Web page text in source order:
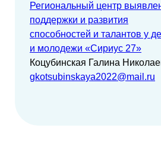
Региональный центр
поддержки и развития
способностей и талантов у
и молодежи «Сириус 27»
Коцубинская Галина
gkotsubinskaya2022@mail.ru